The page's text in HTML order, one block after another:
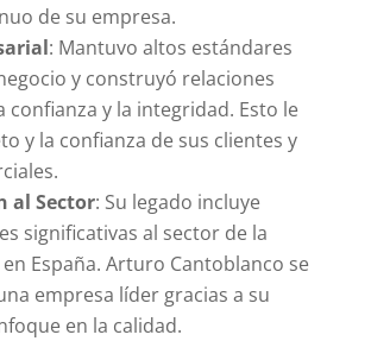
de su empresa.
: Mantuvo altos estándares
y construyó relaciones
confianza y la integridad. Esto le
y la confianza de sus clientes y
al Sector: Su legado incluye
significativas al sector de la
España. Arturo Cantoblanco se
empresa líder gracias a su
en la calidad.